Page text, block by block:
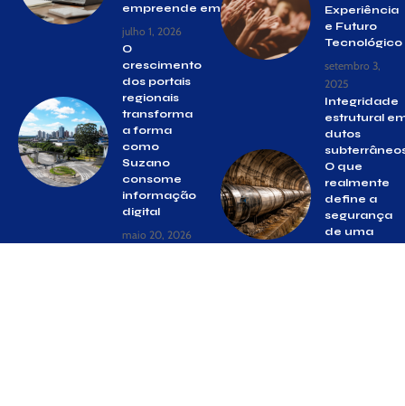
empreende em Suzano
julho 1, 2026
O
crescimento
dos portais
regionais
transforma
a forma
como
Suzano
consome
informação
digital
maio 20, 2026
Experiência
e Futuro
Tecnológico
setembro 3,
2025
Integridade
estrutural
dutos
O que
realmente
define a
segurança
de uma
travessia